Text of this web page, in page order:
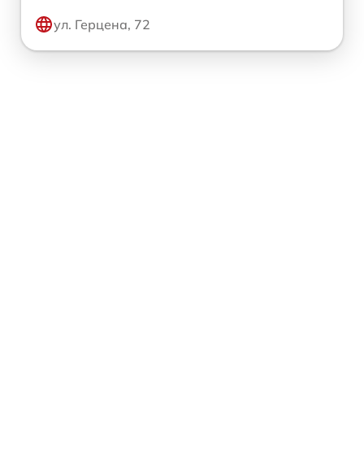
ул. Герцена, 72